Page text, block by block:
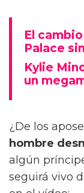
El
Palace
Kylie
un
¿De los
hombre
algún
seguirá vivo